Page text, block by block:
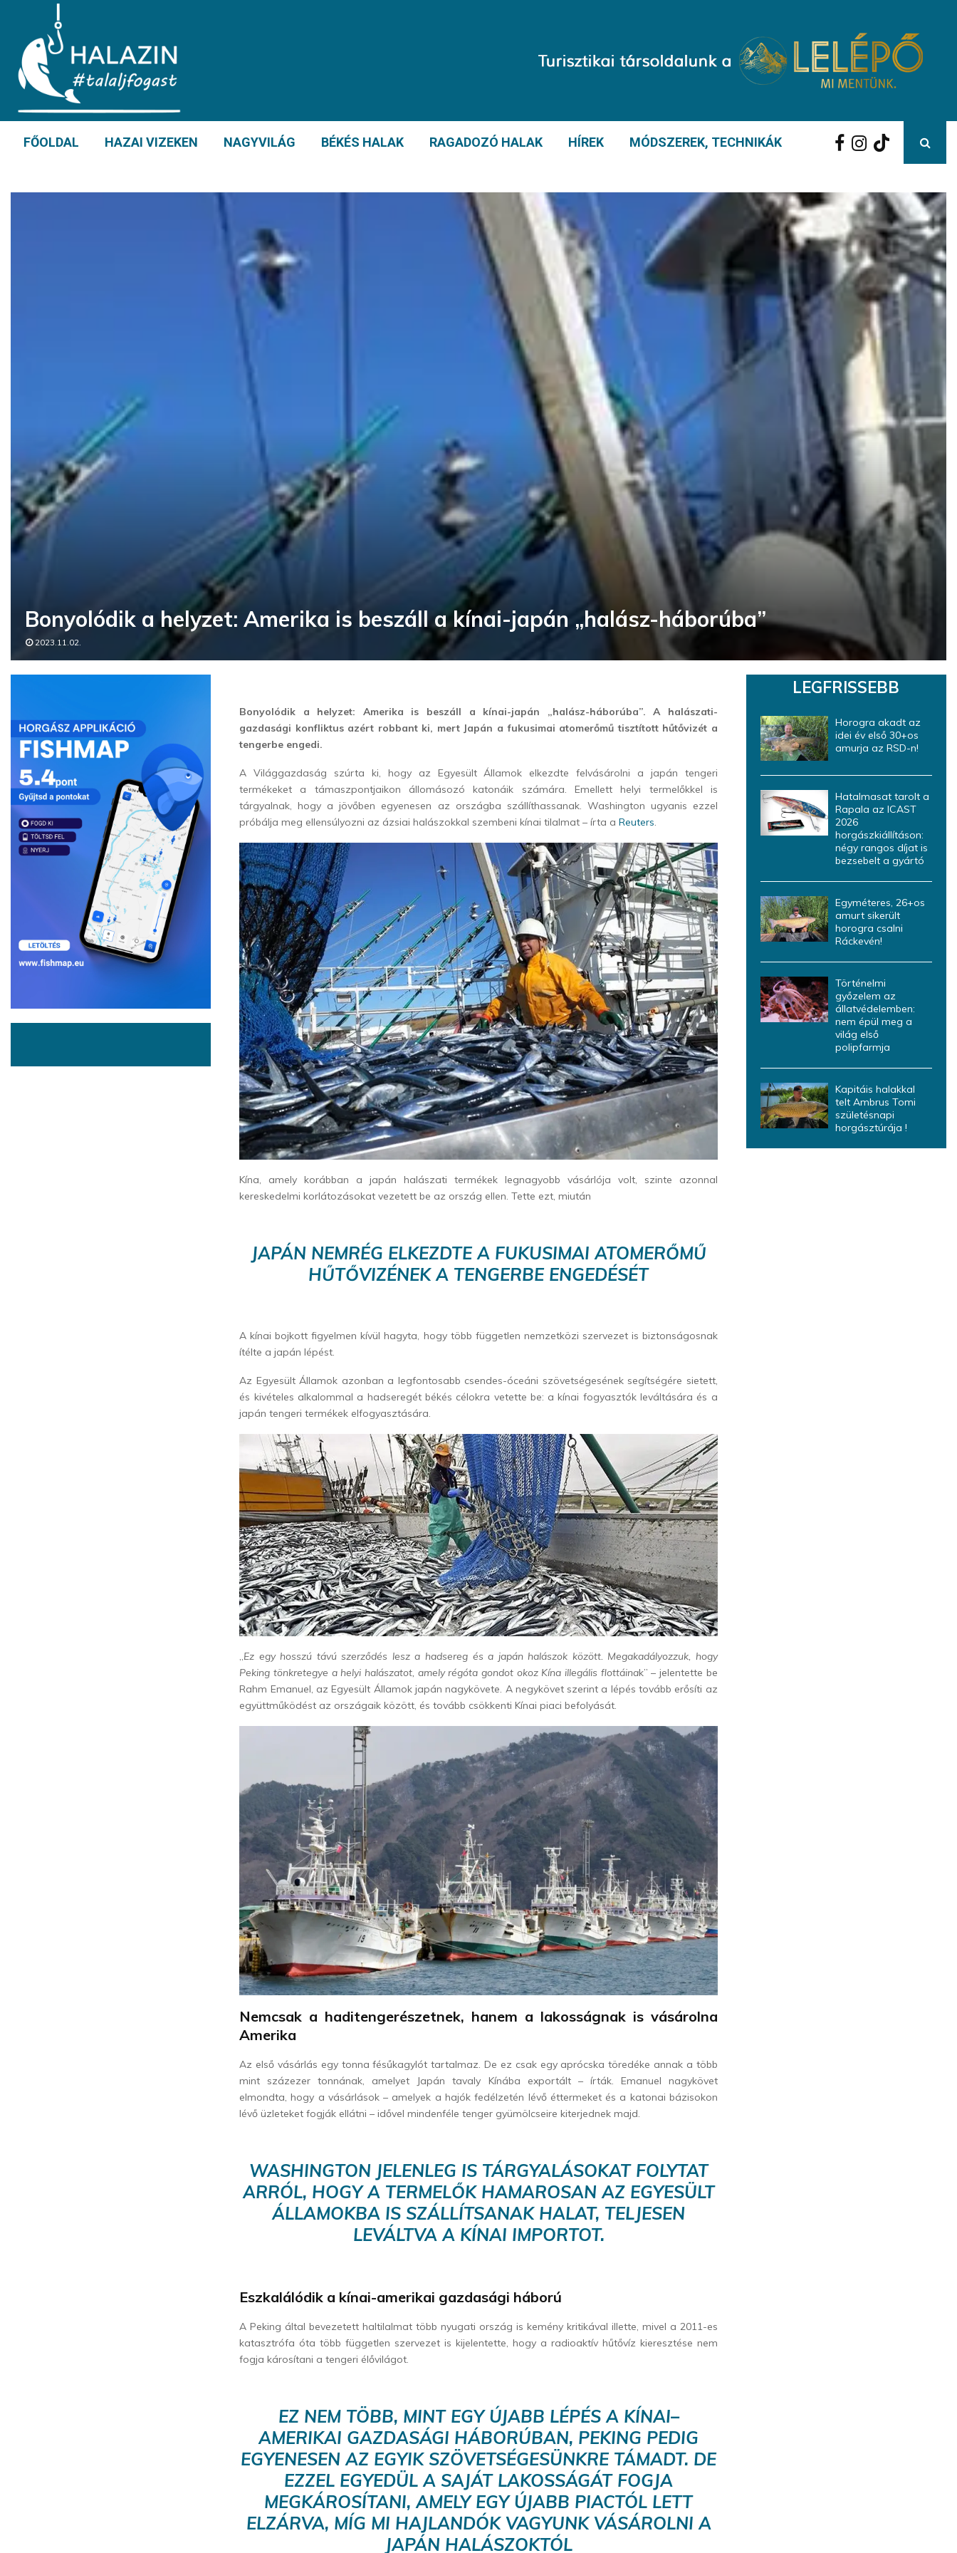
FŐOLDAL HAZAI VIZEKEN NAGYVILÁG BÉKÉS HALAK RAGADOZÓ HALAK HÍREK MÓDSZEREK, TECHNIKÁK
Bonyolódik a helyzet: Amerika is beszáll a kínai-japán „halász-háborúba”
2023.11.02.
Bonyolódik a helyzet: Amerika is beszáll a kínai-japán „halász-háborúba”. A halászati-
gazdasági konfliktus azért robbant ki, mert Japán a fukusimai atomerőmű tisztított hűtővizét a
tengerbe engedi.
A Világgazdaság szúrta ki, hogy az Egyesült Államok elkezdte felvásárolni a japán tengeri
termékeket a támaszpontjaikon állomásozó katonáik számára. Emellett helyi termelőkkel is
tárgyalnak, hogy a jövőben egyenesen az országba szállíthassanak. Washington ugyanis ezzel
próbálja meg ellensúlyozni az ázsiai halászokkal szembeni kínai tilalmat – írta aReuters.
Kína, amely korábban a japán halászati termékek legnagyobb vásárlója volt, szinte azonnal
kereskedelmi korlátozásokat vezetett be az ország ellen. Tette ezt, miután
JAPÁN NEMRÉG ELKEZDTE A FUKUSIMAI ATOMERŐMŰ
HŰTŐVIZÉNEK A TENGERBE ENGEDÉSÉT
A kínai bojkott figyelmen kívül hagyta, hogy több független nemzetközi szervezet is biztonságosnak
ítélte a japán lépést.
Az Egyesült Államok azonban a legfontosabb csendes-óceáni szövetségesének segítségére sietett,
és kivételes alkalommal a hadseregét békés célokra vetette be: a kínai fogyasztók leváltására és a
japán tengeri termékek elfogyasztására.
„Ez egy hosszú távú szerződés lesz a hadsereg és a japán halászok között. Megakadályozzuk, hogy
Peking tönkretegye a helyi halászatot, amely régóta gondot okoz Kína illegális flottáinak” – jelentette be
Rahm Emanuel, az Egyesült Államok japán nagykövete. A negykövet szerint a lépés tovább erősíti az
együttműködést az országaik között, és tovább csökkenti Kínai piaci befolyását.
Nemcsak a haditengerészetnek, hanem a lakosságnak is vásárolna
Amerika
Az első vásárlás egy tonna fésűkagylót tartalmaz. De ez csak egy aprócska töredéke annak a több
mint százezer tonnának, amelyet Japán tavaly Kínába exportált – írták. Emanuel nagykövet
elmondta, hogy a vásárlások – amelyek a hajók fedélzetén lévő éttermeket és a katonai bázisokon
lévő üzleteket fogják ellátni – idővel mindenféle tenger gyümölcseire kiterjednek majd.
WASHINGTON JELENLEG IS TÁRGYALÁSOKAT FOLYTAT
ARRÓL, HOGY A TERMELŐK HAMAROSAN AZ EGYESÜLT
ÁLLAMOKBA IS SZÁLLÍTSANAK HALAT, TELJESEN
LEVÁLTVA A KÍNAI IMPORTOT.
Eszkalálódik a kínai-amerikai gazdasági háború
A Peking által bevezetett haltilalmat több nyugati ország is kemény kritikával illette, mivel a 2011-es
katasztrófa óta több független szervezet is kijelentette, hogy a radioaktív hűtővíz kieresztése nem
fogja károsítani a tengeri élővilágot.
EZ NEM TÖBB, MINT EGY ÚJABB LÉPÉS A KÍNAI–
AMERIKAI GAZDASÁGI HÁBORÚBAN, PEKING PEDIG
EGYENESEN AZ EGYIK SZÖVETSÉGESÜNKRE TÁMADT. DE
EZZEL EGYEDÜL A SAJÁT LAKOSSÁGÁT FOGJA
MEGKÁROSÍTANI, AMELY EGY ÚJABB PIACTÓL LETT
ELZÁRVA, MÍG MI HAJLANDÓK VAGYUNK VÁSÁROLNI A
JAPÁN HALÁSZOKTÓL
LEGFRISSEBB
Horogra akadt az
idei év első 30+os
amurja az RSD-n!
Hatalmasat tarolt a
Rapala az ICAST
2026
horgászkiállításon:
négy rangos díjat is
bezsebelt a gyártó
Egyméteres, 26+os
amurt sikerült
horogra csalni
Ráckevén!
Történelmi
győzelem az
állatvédelemben:
nem épül meg a
világ első
polipfarmja
Kapitáis halakkal
telt Ambrus Tomi
születésnapi
horgásztúrája !